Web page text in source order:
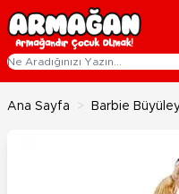
İçeriğe geç
Ana Sayfa > Barbie